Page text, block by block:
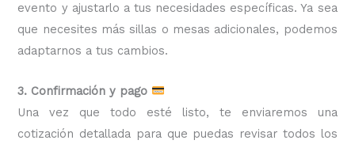
evento y ajustarlo a tus necesidades específicas. Ya sea
que necesites más sillas o mesas adicionales, podemos
adaptarnos a tus cambios.
3. Confirmación y pago
Una vez que todo esté listo, te enviaremos una
cotización detallada para que puedas revisar todos los